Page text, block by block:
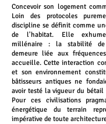
Concevoir son logement
Loin des protocoles
discipline se définit comme
de l'habitat. Elle
millénaire : la stabilité de
demeure liée aux
accueille. Cette interaction
et son environnement
bâtisseurs antiques ne
avoir testé la vigueur du bétail
Pour ces civilisations
énergétique du terrain
impérative de toute